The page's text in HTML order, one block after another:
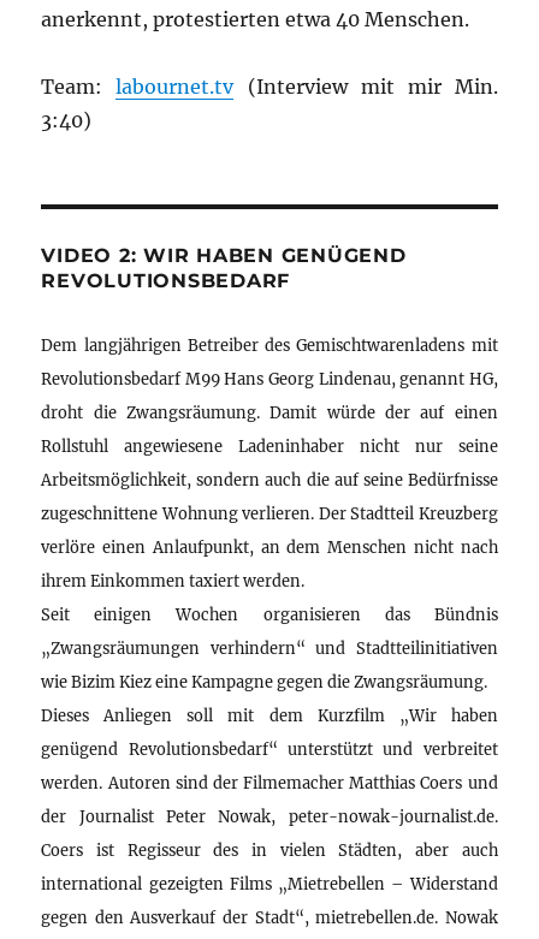
anerkennt, protestierten etwa 40 Menschen.
Team:labournet.tv(Interview mit mir Min.
3:40)
VIDEO 2: WIR HABEN GENÜGEND
REVOLUTIONSBEDARF
Dem langjährigen Betreiber des Gemischtwarenladens mit
Revolutionsbedarf M99 Hans Georg Lindenau, genannt HG,
droht die Zwangsräumung. Damit würde der auf einen
Rollstuhl angewiesene Ladeninhaber nicht nur seine
Arbeitsmöglichkeit, sondern auch die auf seine Bedürfnisse
zugeschnittene Wohnung verlieren. Der Stadtteil Kreuzberg
verlöre einen Anlaufpunkt, an dem Menschen nicht nach
ihrem Einkommen taxiert werden.
Seit einigen Wochen organisieren das Bündnis
„Zwangsräumungen verhindern“ und Stadtteilinitiativen
wie Bizim Kiez eine Kampagne gegen die Zwangsräumung.
Dieses Anliegen soll mit dem Kurzfilm „Wir haben
genügend Revolutionsbedarf“ unterstützt und verbreitet
werden. Autoren sind der Filmemacher Matthias Coers und
der Journalist Peter Nowak, peter-nowak-journalist.de.
Coers ist Regisseur des in vielen Städten, aber auch
international gezeigten Films „Mietrebellen – Widerstand
gegen den Ausverkauf der Stadt“, mietrebellen.de. Nowak